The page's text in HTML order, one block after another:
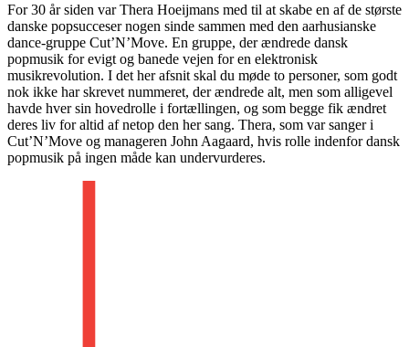
For 30 år siden var Thera Hoeijmans med til at skabe en af de største
danske popsucceser nogen sinde sammen med den aarhusianske
dance-gruppe Cut’N’Move. En gruppe, der ændrede dansk
popmusik for evigt og banede vejen for en elektronisk
musikrevolution. I det her afsnit skal du møde to personer, som godt
nok ikke har skrevet nummeret, der ændrede alt, men som alligevel
havde hver sin hovedrolle i fortællingen, og som begge fik ændret
deres liv for altid af netop den her sang. Thera, som var sanger i
Cut’N’Move og manageren John Aagaard, hvis rolle indenfor dansk
popmusik på ingen måde kan undervurderes.